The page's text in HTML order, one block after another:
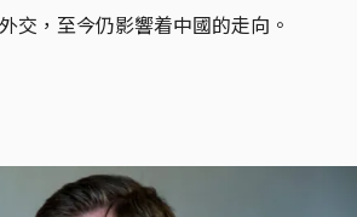
交，至今仍影響着中國的走向。